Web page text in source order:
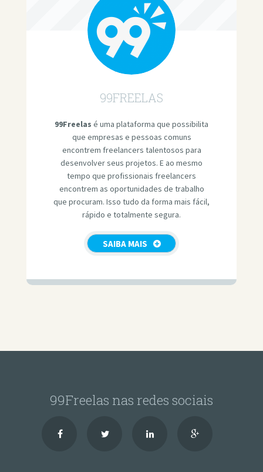
99FREELAS
99Freelas é uma plataforma que possibilita
que empresas e pessoas comuns
encontrem freelancers talentosos para
desenvolver seus projetos. E ao mesmo
tempo que profissionais freelancers
encontrem as oportunidades de trabalho
que procuram. Isso tudo da forma mais fácil,
rápido e totalmente segura.
SAIBA MAIS
99Freelas nas redes sociais